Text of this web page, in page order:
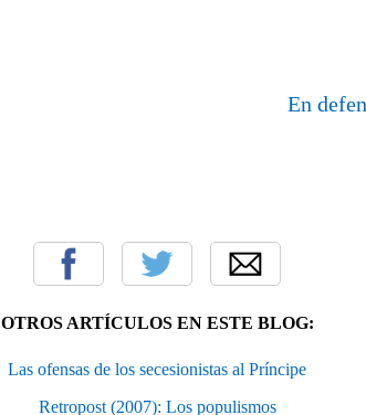
En
OTROS ARTÍCULOS EN ESTE BLOG:
Las ofensas de los secesionistas al Príncipe
Retropost (2007): Los populismos